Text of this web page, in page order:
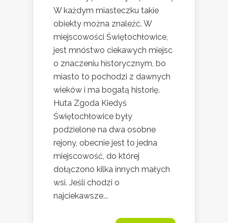
W każdym miasteczku takie
obiekty można znaleźć. W
miejscowości Świętochłowice,
jest mnóstwo ciekawych miejsc
o znaczeniu historycznym, bo
miasto to pochodzi z dawnych
wieków i ma bogatą historię.
Huta Zgoda Kiedyś
Świętochłowice były
podzielone na dwa osobne
rejony, obecnie jest to jedna
miejscowość, do której
dołączono kilka innych małych
wsi. Jeśli chodzi o
najciekawsze...